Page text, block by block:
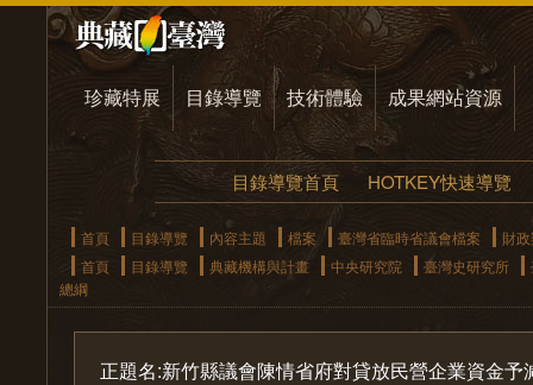
珍藏特展 目錄導覽 技術體驗 成果網站資源
目錄導覽首頁 HOTKEY快速導覽
首頁 目錄導覽 內容主題 檔案 臺灣省臨時省議會檔案
財
首頁
目錄導覽 典藏機構與計畫 中央研究院 臺灣史研究所
總綱
正題名:新竹縣議會陳情省府對貸放民營企業資金予